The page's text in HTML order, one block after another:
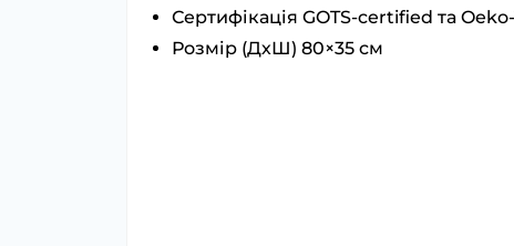
Сертифікація GOTS-certified та
Розмір (ДхШ) 80×35 см